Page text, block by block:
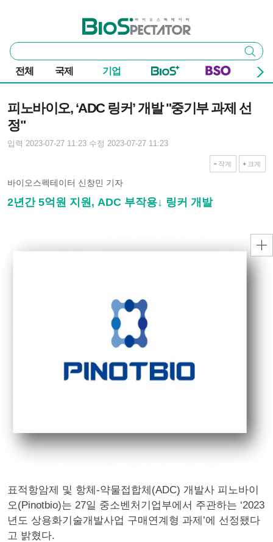
바이오스펙테이터
통
합
검
색
검색
전체 국제 기업
피노바이오, ‘ADC 링커’ 개발 "중기부 과제 선
정"
입력 2023-07-27 11:23 수정 2023-07-27 11:23
작게 크게
바이오스펙테이터 신창민 기자
2년간 5억원 지원, ADC 부작용↓ 링커 개발
표적항암제 및 항체-약물접합체(ADC) 개발사 피노바이
오(Pinotbio)는 27일 중소벤처기업부에서 주관하는 ‘2023
년도 상용화기술개발사업 구매연계형 과제’에 선정됐다
고 밝혔다.